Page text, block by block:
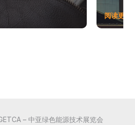
阅读更多
– 中亚绿色能源技术展览会